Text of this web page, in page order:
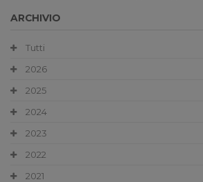
ARCHIVIO
Tutti
2026
2025
2024
2023
2022
2021